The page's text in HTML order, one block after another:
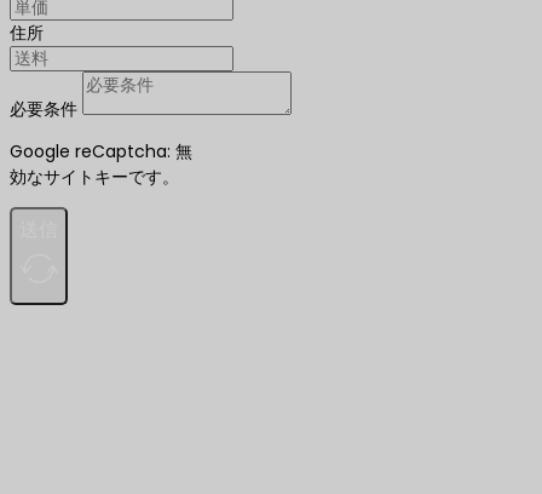
住所
必要条件
Google reCaptcha: 無
効なサイトキーです。